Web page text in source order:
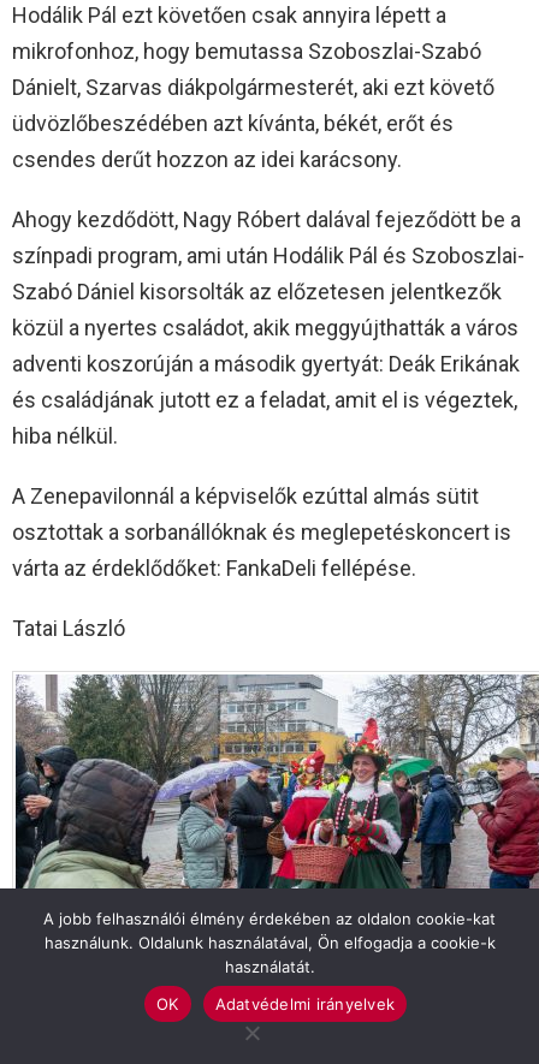
Hodálik Pál ezt követően csak annyira lépett a
mikrofonhoz, hogy bemutassa Szoboszlai-Szabó
Dánielt, Szarvas diákpolgármesterét, aki ezt követő
üdvözlőbeszédében azt kívánta, békét, erőt és
csendes derűt hozzon az idei karácsony.
Ahogy kezdődött, Nagy Róbert dalával fejeződött be a
színpadi program, ami után Hodálik Pál és Szoboszlai-
Szabó Dániel kisorsolták az előzetesen jelentkezők
közül a nyertes családot, akik meggyújthatták a város
adventi koszorúján a második gyertyát: Deák Erikának
és családjának jutott ez a feladat, amit el is végeztek,
hiba nélkül.
A Zenepavilonnál a képviselők ezúttal almás sütit
osztottak a sorbanállóknak és meglepetéskoncert is
várta az érdeklődőket: FankaDeli fellépése.
Tatai László
A jobb felhasználói élmény érdekében az oldalon cookie-kat
használunk. Oldalunk használatával, Ön elfogadja a cookie-k
használatát.
OK
Adatvédelmi irányelvek